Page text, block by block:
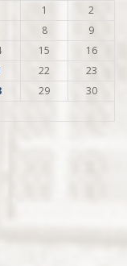
1
2
8
9
15
16
22
23
29
30